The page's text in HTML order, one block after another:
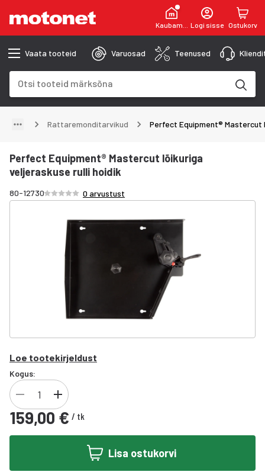
KaubamajaLogi sisse Ostukorv
Vaata tooteid Varuosad Teenused
Rattaremonditarvikud Perfect Equipment® Mastercut
Perfect Equipment® Mastercut lõikuriga
veljeraskuse rulli hoidik
80-12730Hinnang /5 tähte
0 arvustust
Loe tootekirjeldust
Kogus:
159,00 € / tk
Lisa ostukorvi